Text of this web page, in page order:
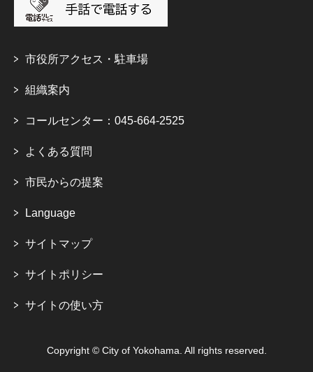
市役所アクセス・駐車場
組織案内
コールセンター：045-664-2525
よくある質問
市民からの提案
Language
サイトマップ
サイトポリシー
サイトの使い方
Copyright © City of Yokohama. All rights reserved.